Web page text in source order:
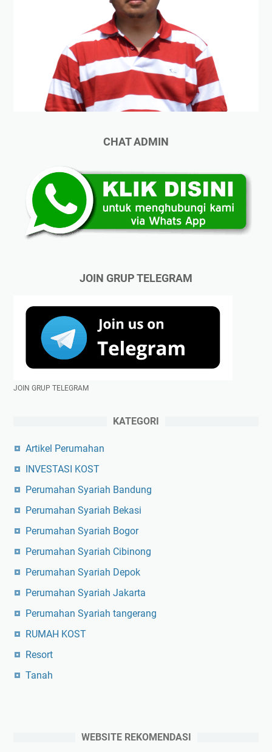
CHAT ADMIN
JOIN GRUP TELEGRAM
JOIN GRUP TELEGRAM
KATEGORI
Artikel Perumahan
INVESTASI KOST
Perumahan Syariah Bandung
Perumahan Syariah Bekasi
Perumahan Syariah Bogor
Perumahan Syariah Cibinong
Perumahan Syariah Depok
Perumahan Syariah Jakarta
Perumahan Syariah tangerang
RUMAH KOST
Resort
Tanah
WEBSITE REKOMENDASI